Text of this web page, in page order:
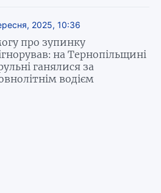
2025, 10:36
про зупинку
на Тернопільщині
ганялися за
водієм